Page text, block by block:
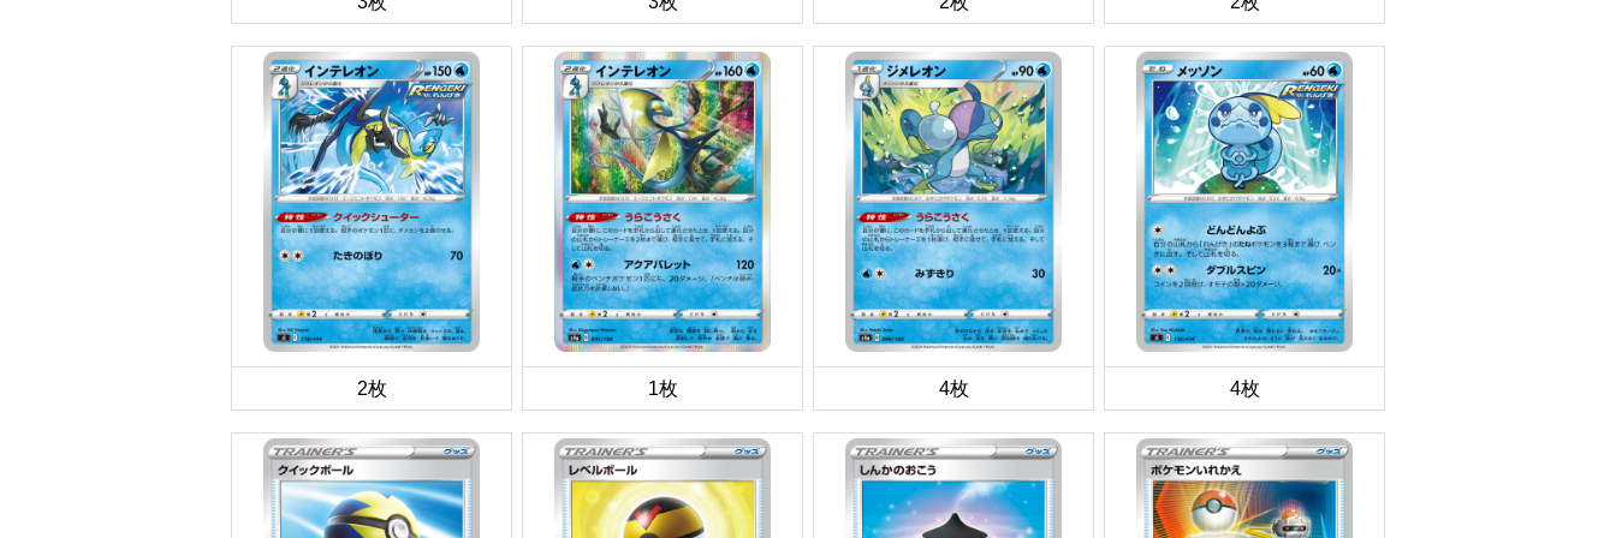
2枚 1枚 4枚 4枚